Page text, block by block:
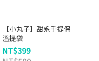
【小丸子】甜系手提保
溫提袋
NT$399